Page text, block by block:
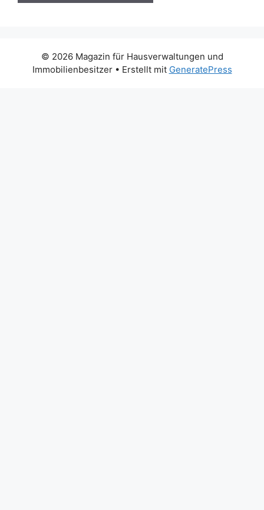
© 2026 Magazin für Hausverwaltungen und
Immobilienbesitzer• Erstellt mit GeneratePress